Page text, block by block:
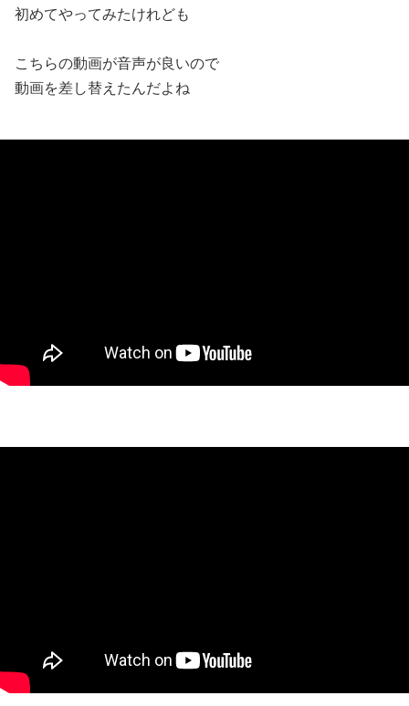
初めてやってみたけれども
こちらの動画が音声が良いので
動画を差し替えたんだよね